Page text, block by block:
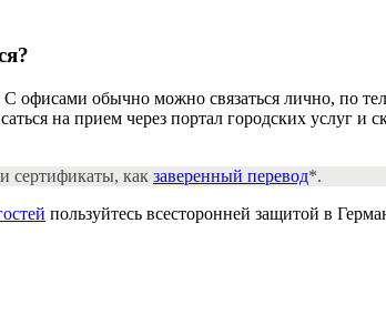
обычно можно связаться лично, по
на прием через портал городских услуг и
сертификаты, как заверенный перевод*.
пользуйтесь всесторонней защитой в